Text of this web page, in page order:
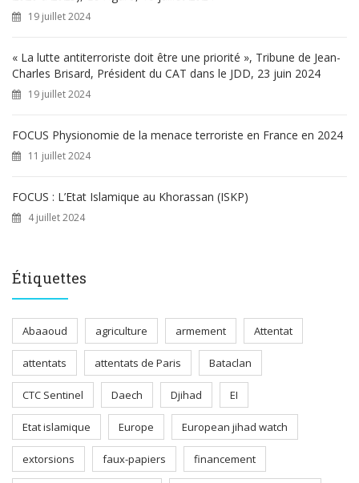
19 juillet 2024
« La lutte antiterroriste doit être une priorité », Tribune de Jean-
Charles Brisard, Président du CAT dans le JDD, 23 juin 2024
19 juillet 2024
FOCUS Physionomie de la menace terroriste en France en 2024
11 juillet 2024
FOCUS : L’Etat Islamique au Khorassan (ISKP)
4 juillet 2024
Étiquettes
Abaaoud agriculture armement Attentat
attentats attentats de Paris Bataclan
CTC Sentinel Daech Djihad EI
Etat islamique Europe European jihad watch
extorsions faux-papiers financement